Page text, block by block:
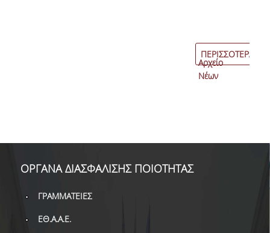
ΠΕΡΙΣΣΟΤΕΡΑ
Αρχείο
Νέων
ΟΡΓΑΝΑ ΔΙΑΣΦΑΛΙΣΗΣ ΠΟΙΟΤΗΤΑΣ
ΓΡΑΜΜΑΤΕΙΕΣ
ΕΘ.Α.Α.Ε.